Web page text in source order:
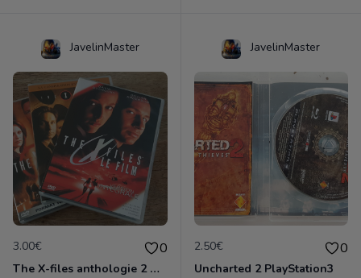
JavelinMaster
3.00€ 0
The X-files anthologie 2 DVD
JavelinMaster
2.50€ 0
Uncharted 2 PlayStation3